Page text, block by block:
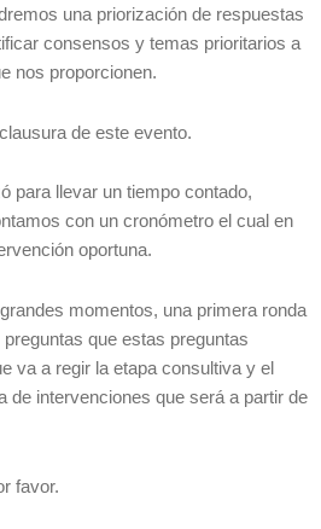
una priorización de respuestas
consensos y temas prioritarios a
nos proporcionen.
de este evento.
para llevar un tiempo contado,
con un cronómetro el cual en
oportuna.
momentos, una primera ronda
que estas preguntas
va a regir la etapa consultiva y el
de intervenciones que será a partir de
favor.